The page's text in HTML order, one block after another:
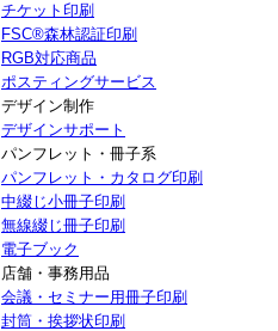
チケット印刷
FSC®森林認証印刷
RGB対応商品
ポスティングサービス
デザイン制作
デザインサポート
パンフレット・冊子系
パンフレット・カタログ印刷
中綴じ小冊子印刷
無線綴じ冊子印刷
電子ブック
店舗・事務用品
会議・セミナー用冊子印刷
封筒・挨拶状印刷